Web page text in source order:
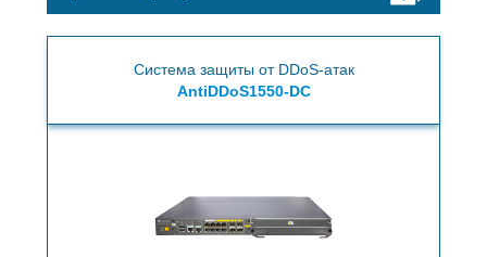
Система защиты от DDoS-атак
AntiDDoS1550-DC